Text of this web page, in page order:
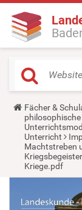
Y
o
u
a
r
e
h
e
:
Fächer &
Unterricht
Machtstreben
Kriege.pdf